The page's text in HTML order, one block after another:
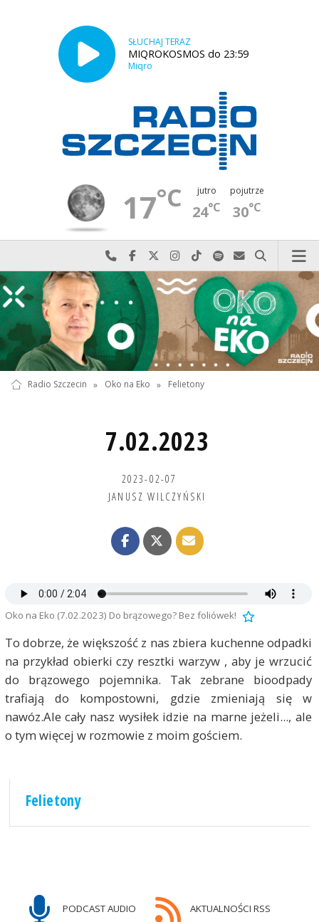
SŁUCHAJ TERAZ
MIQROKOSMOS do 23:59
Miqro
17°C jutro
24°C
pojutrze
30°C
Najlepiej po prostu do nas zadzwoń
Odwiedź nas na Facebook-u
Odwiedź nas na X
Odwiedź nas na Instagram-ie
Odwiedź nas na TikTok-u
Szukaj nas na Spotify
Wyślij do nas
Szukaj
Radio Szczecin » Oko na Eko » Felietony
7.02.2023
2023-02-07
JANUSZ WILCZYŃSKI
Oko na Eko (7.02.2023) Do brązowego? Bez foliówek!
To dobrze, że większość z nas zbiera kuchenne odpadki
na przykład obierki czy resztki warzyw , aby je wrzucić
do brązowego pojemnika. Tak zebrane bioodpady
trafiają do kompostowni, gdzie zmieniają się w
nawóz.Ale cały nasz wysiłek idzie na marne jeżeli..., ale
o tym więcej w rozmowie z moim gościem.
Felietony
PODCAST AUDIO AKTUALNOŚCI RSS